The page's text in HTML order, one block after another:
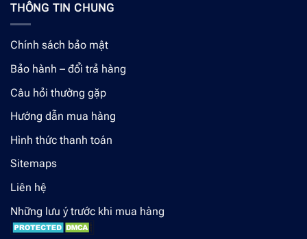
THÔNG TIN CHUNG
Chính sách bảo mật
Bảo hành – đổi trả hàng
Câu hỏi thường gặp
Hướng dẫn mua hàng
Hình thức thanh toán
Sitemaps
Liên hệ
Những lưu ý trước khi mua hàng